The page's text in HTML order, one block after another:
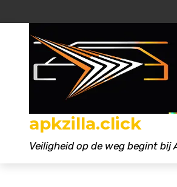
apkzilla.click
Veiligheid op de weg begint bij